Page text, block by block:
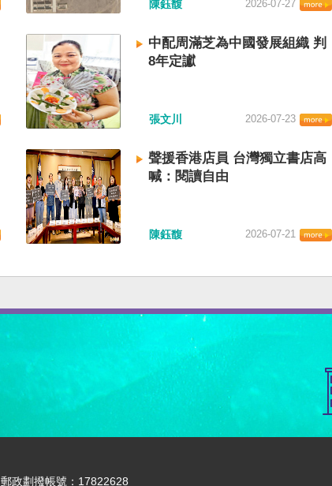
陳鈺馥 2026-07-27
中配周滿芝為中國發展組織 判
8年定讞
張文川 2026-07-23
聲援香港店員 台灣獨立書店高
喊：閱讀自由
陳鈺馥 2026-07-21
郵政劃撥帳號：17822628